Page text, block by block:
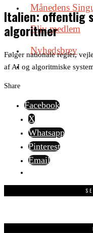
Månedens
Bliv medlem
Nyhedsbrev
Italien: offentlig
algoritmer
Følger nationale regler,
af AI og algoritmiske
Share
Facebook
X
Whatsapp
Pinterest
Email